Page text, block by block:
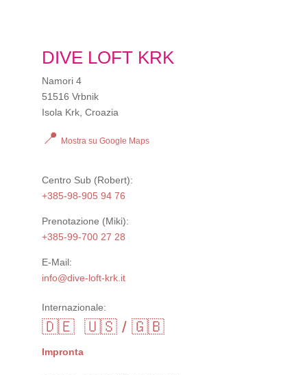
DIVE LOFT KRK
Namori 4
51516 Vrbnik
Isola Krk, Croazia
📍 Mostra su Google Maps
Centro Sub(Robert):
+385-98-905 94 76
Prenotazione (Miki):
+385-99-700 27 28
E-Mail:
info@dive-loft-krk.it
Internazionale:
🇩🇪 🇺🇸 / 🇬🇧
Impronta